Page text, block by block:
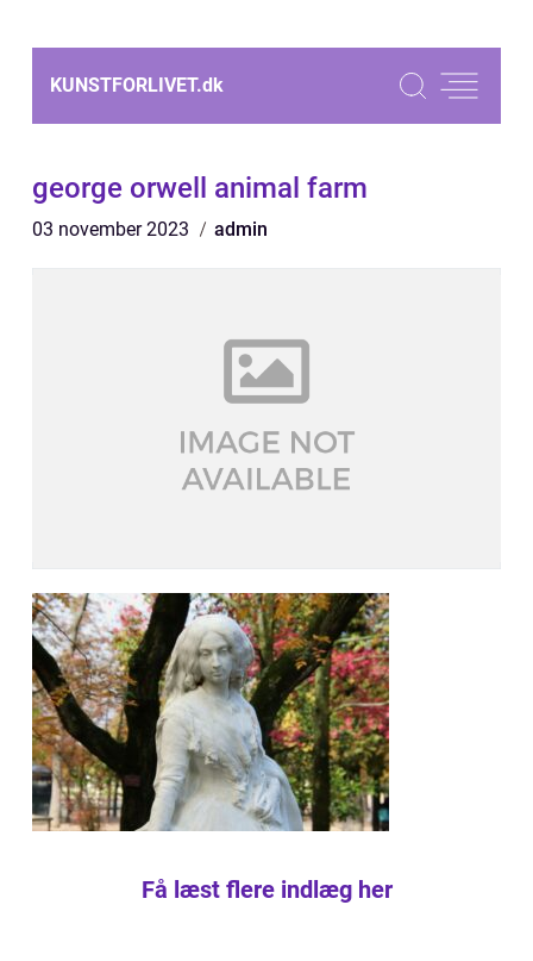
KUNSTFORLIVET.dk
george orwell animal farm
03 november 2023 admin
Få læst flere indlæg her